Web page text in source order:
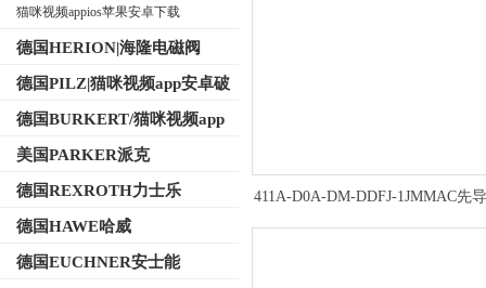
AVENTICS接头
猫咪视频appios苹果安卓下载
AVENTICS气动元件
德国HERION|海隆电磁阀
德国PILZ|猫咪视频app安卓破
解版继电器
德国BURKERT/猫咪视频app
免费下载电磁阀
美国PARKER派克
德国REXROTH力士乐
德国HAWE哈威
德国EUCHNER安士能
411A-D0A-DM-DDFJ-1JMMAC先